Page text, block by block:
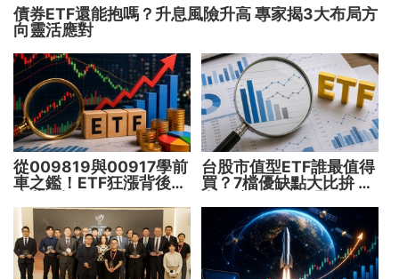
債券ETF還能抱嗎？升息風險升高 專家揭3大布局方
向靈活應對
從009819與00917學前
車之鑑！ETF狂漲背後
台股市值型ETF誰最值得
買？7檔優缺點大比拚 找